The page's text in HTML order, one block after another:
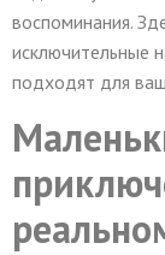
воспоминания.
исключительные
подходят для